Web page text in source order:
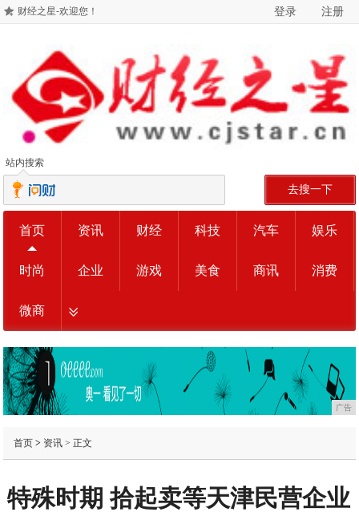
财经之星-欢迎您！ 登录 注册
站内搜索
去搜一下
首页 资讯 财经 科技 汽车 娱乐
时尚 企业 游戏 美食 商讯 消费
微商
广告
首页> 资讯> 正文
特殊时期 拾起卖等天津民营企业